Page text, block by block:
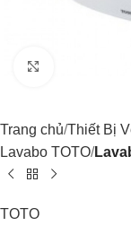
Trang chủ Thiết Bị
Lavabo TOTO
TOTO